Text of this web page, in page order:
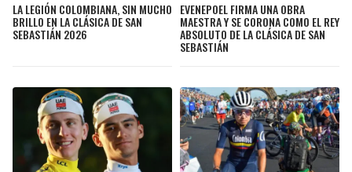
LA LEGIÓN COLOMBIANA, SIN MUCHO
BRILLO EN LA CLÁSICA DE SAN
SEBASTIÁN 2026
EVENEPOEL FIRMA UNA OBRA
MAESTRA Y SE CORONA COMO EL REY
ABSOLUTO DE LA CLÁSICA DE SAN
SEBASTIÁN